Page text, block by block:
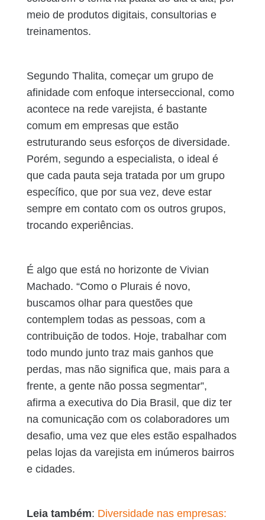
meio de produtos digitais, consultorias e
treinamentos.
Segundo Thalita, começar um grupo de
afinidade com enfoque interseccional, como
acontece na rede varejista, é bastante
comum em empresas que estão
estruturando seus esforços de diversidade.
Porém, segundo a especialista, o ideal é
que cada pauta seja tratada por um grupo
específico, que por sua vez, deve estar
sempre em contato com os outros grupos,
trocando experiências.
É algo que está no horizonte de Vivian
Machado. “Como o Plurais é novo,
buscamos olhar para questões que
contemplem todas as pessoas, com a
contribuição de todos. Hoje, trabalhar com
todo mundo junto traz mais ganhos que
perdas, mas não significa que, mais para a
frente, a gente não possa segmentar”,
afirma a executiva do Dia Brasil, que diz ter
na comunicação com os colaboradores um
desafio, uma vez que eles estão espalhados
pelas lojas da varejista em inúmeros bairros
e cidades.
Leia também: Diversidade nas empresas: